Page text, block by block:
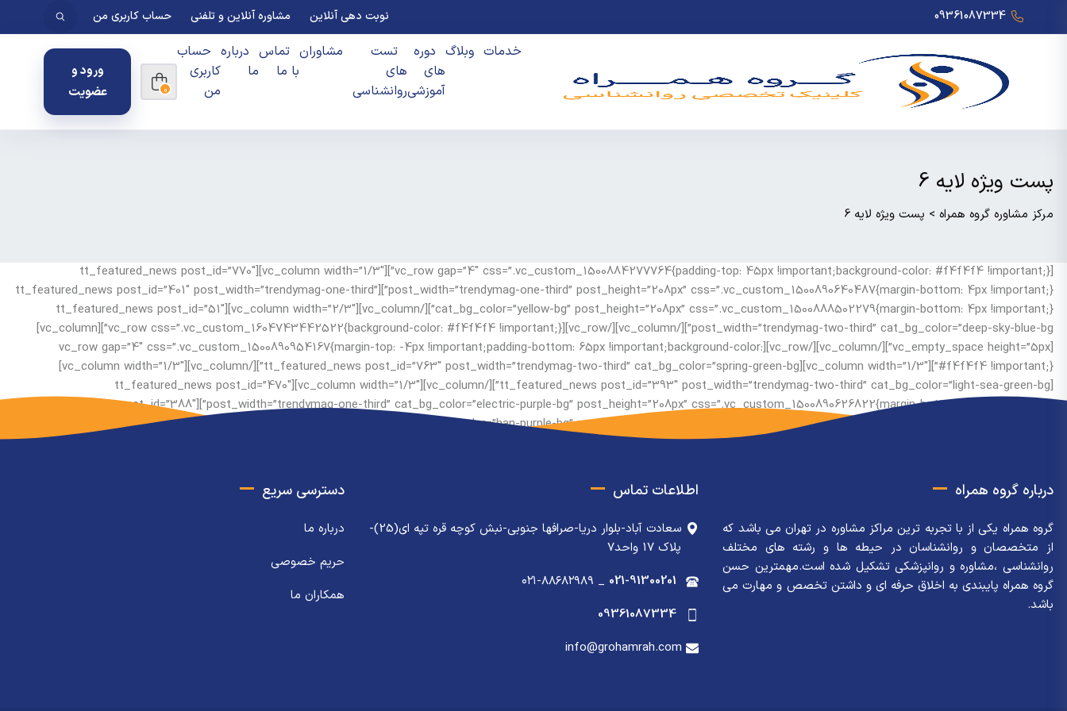
09361087334 نوبت دهی آنلاین مشاوره آنلاین و تلفنی حساب کاربری من
خدمات وبلاگ دوره
های
آموزشی
تست
های
روانشناسی
مشاوران تماس
با ما
درباره
ما
حساب
کاربری
من
0
ورود و
عضویت
پست ویژه لایه 6
مرکز مشاوره گروه همراه > پست ویژه لایه 6
[vc_row gap=”4″ css=”.vc_custom_1500884277764{padding-top: 45px !important;background-color: #f4f4f4 !important;}”][vc_column width=”1/3″][tt_featured_news post_id=”770″
post_width=”trendymag-one-third” post_height=”208px” css=”.vc_custom_1500890640487{margin-bottom: 4px !important;}”][tt_featured_news post_id=”401″ post_width=”trendymag-one-third”
cat_bg_color=”yellow-bg” post_height=”208px” css=”.vc_custom_1500888502279{margin-bottom: 4px !important;}”][/vc_column][vc_column width=”2/3″][tt_featured_news post_id=”51″
post_width=”trendymag-two-third” cat_bg_color=”deep-sky-blue-bg”][/vc_column][/vc_row][vc_row css=”.vc_custom_1604743442522{background-color: #f4f4f4 !important;}”][vc_column]
[vc_empty_space height=”5px”][/vc_column][/vc_row][vc_row gap=”4″ css=”.vc_custom_1500890954167{margin-top: -4px !important;padding-bottom: 65px !important;background-color:
#f4f4f4 !important;}”][vc_column width=”1/3″][tt_featured_news post_id=”763″ post_width=”trendymag-two-third” cat_bg_color=”spring-green-bg”][/vc_column][vc_column width=”1/3″]
[tt_featured_news post_id=”393″ post_width=”trendymag-two-third” cat_bg_color=”light-sea-green-bg”][/vc_column][vc_column width=”1/3″][tt_featured_news post_id=”470″
post_width=”trendymag-one-third” cat_bg_color=”electric-purple-bg” post_height=”208px” css=”.vc_custom_1500890626822{margin-bottom: 4px !important;}”][tt_featured_news post_id=”388″
post_width=”trendymag-one-third” cat_bg_color=”han-purple-bg” post_height=”208px” css=”.vc_custom_1500890662642{margin-bottom: 4px !important;}”][/vc_column][/vc_row]
درباره گروه همراه
گروه همراه یکی از با تجربه ترین مراکز مشاوره در تهران می باشد که
از متخصصان و روانشناسان در حیطه ها و رشته های مختلف
روانشناسی ،مشاوره و روانپزشکی تشکیل شده است.مهمترین حسن
گروه همراه پایبندی به اخلاق حرفه ای و داشتن تخصص و مهارت می
باشد.
اطلاعات تماس
سعادت آباد-بلوار دریا-صرافها جنوبی-نبش کوچه قره تپه ای(25)-
پلاک 17 واحد7
021-91300201
_ ۰۲۱-۸۸۶۸۲۹۸۹
09361087334
info@grohamrah.com
دسترسی سریع
درباره ما
حریم خصوصی
همکاران ما